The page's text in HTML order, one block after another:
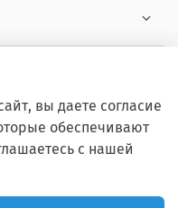
права защищены.
вы даете согласие
обеспечивают
с нашей